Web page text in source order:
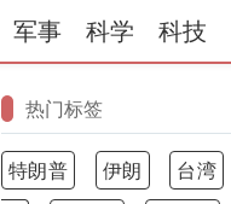
军事 科学 科技
热门标签
特朗普 伊朗 台湾